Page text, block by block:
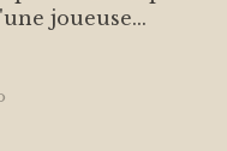
joueuse...